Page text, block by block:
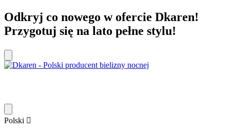
Odkryj co nowego w ofercie Dkaren!
Przygotuj się na lato pełne stylu!
Polski